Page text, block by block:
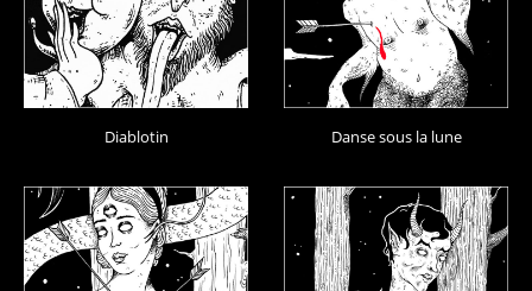
Diablotin Danse sous la lune